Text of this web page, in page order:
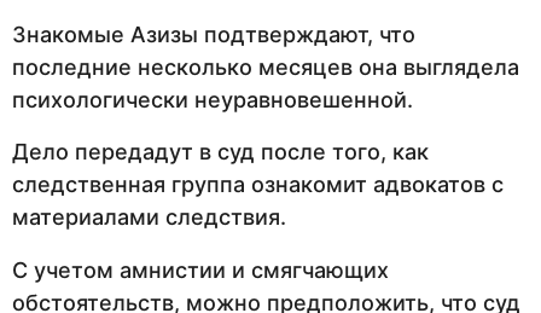
Знакомые Азизы подтверждают, что
последние несколько месяцев она выглядела
психологически неуравновешенной.
Дело передадут в суд после того, как
следственная группа ознакомит адвокатов с
материалами следствия.
С учетом амнистии и смягчающих
обстоятельств, можно предположить, что суд